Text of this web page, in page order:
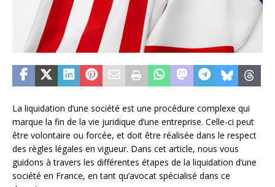
La liquidation d’une société est une procédure complexe qui
marque la fin de la vie juridique d’une entreprise. Celle-ci peut
être volontaire ou forcée, et doit être réalisée dans le respect
des règles légales en vigueur. Dans cet article, nous vous
guidons à travers les différentes étapes de la liquidation d’une
société en France, en tant qu’avocat spécialisé dans ce